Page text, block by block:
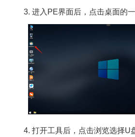
3. 进入PE界面后，点击桌面的一
4. 打开工具后，点击浏览选择U